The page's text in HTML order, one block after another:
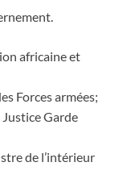
africaine et
Forces armées;
Garde
de l’intérieur